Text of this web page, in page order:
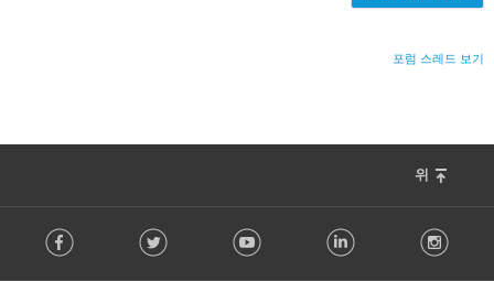
포럼 스레드 보기
위
o Facebook Twitter Youtube LinkedIn